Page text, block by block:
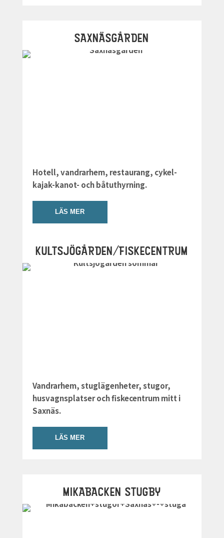
SAXNÄSGÅRDEN
Hotell, vandrarhem, restaurang, cykel-
kajak-kanot- och båtuthyrning.
LÄS MER
KULTSJÖGÅRDEN/FISKECENTRUM
Vandrarhem, stuglägenheter, stugor,
husvagnsplatser och fiskecentrum mitt i
Saxnäs.
LÄS MER
MIKABACKEN STUGBY